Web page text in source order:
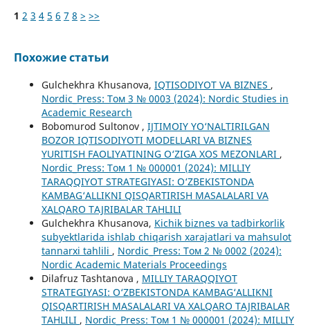
1 2 3 4 5 6 7 8 > >>
Похожие статьи
Gulchekhra Khusanova, IQTISODIYOT VA BIZNES ,
Nordic_Press: Том 3 № 0003 (2024): Nordic Studies in
Academic Research
Bobomurod Sultonov , IJTIMOIY YO‘NALTIRILGAN
BOZOR IQTISODIYOTI MODELLARI VA BIZNES
YURITISH FAOLIYATINING O‘ZIGA XOS MEZONLARI ,
Nordic_Press: Том 1 № 000001 (2024): MILLIY
TARAQQIYOT STRATEGIYASI: O‘ZBEKISTONDA
KAMBAG‘ALLIKNI QISQARTIRISH MASALALARI VA
XALQARO TAJRIBALAR TAHLILI
Gulchekhra Khusanova, Kichik biznes va tadbirkorlik
subyektlarida ishlab chiqarish xarajatlari va mahsulot
tannarxi tahlili , Nordic_Press: Том 2 № 0002 (2024):
Nordic Academic Materials Proceedings
Dilafruz Tashtanova , MILLIY TARAQQIYOT
STRATEGIYASI: O‘ZBEKISTONDA KAMBAG‘ALLIKNI
QISQARTIRISH MASALALARI VA XALQARO TAJRIBALAR
TAHLILI , Nordic_Press: Том 1 № 000001 (2024): MILLIY